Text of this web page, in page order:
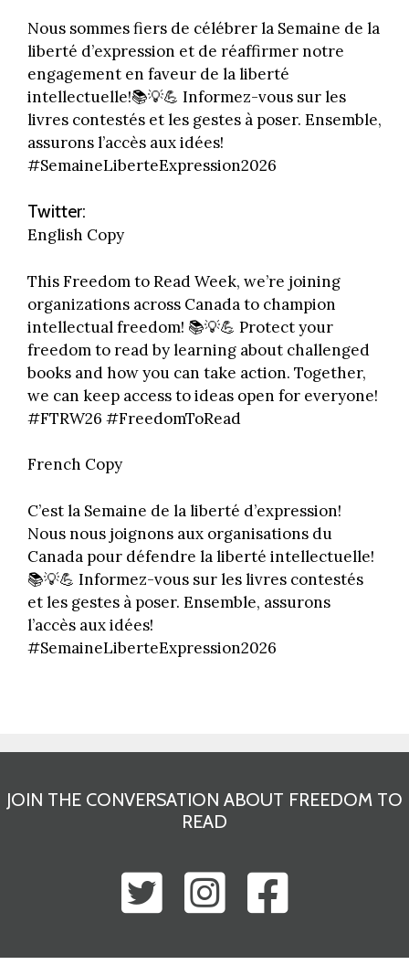
Nous sommes fiers de célébrer la Semaine de la
liberté d’expression et de réaffirmer notre
engagement en faveur de la liberté
intellectuelle!📚💡💪 Informez-vous sur les
livres contestés et les gestes à poser. Ensemble,
assurons l’accès aux idées!
#SemaineLiberteExpression2026
Twitter:
English Copy
This Freedom to Read Week, we’re joining
organizations across Canada to champion
intellectual freedom! 📚💡💪 Protect your
freedom to read by learning about challenged
books and how you can take action. Together,
we can keep access to ideas open for everyone!
#FTRW26 #FreedomToRead
French Copy
C’est la Semaine de la liberté d’expression!
Nous nous joignons aux organisations du
Canada pour défendre la liberté intellectuelle!
📚💡💪 Informez-vous sur les livres contestés
et les gestes à poser. Ensemble, assurons
l’accès aux idées!
#SemaineLiberteExpression2026
JOIN THE CONVERSATION ABOUT FREEDOM TO
READ